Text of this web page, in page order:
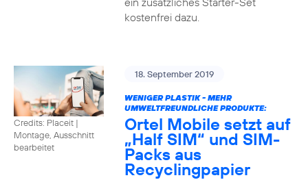
kostenfrei dazu.
Credits: Placeit |
Montage, Ausschnitt
bearbeitet
18. September 2019
WENIGER PLASTIK - MEHR
UMWELTFREUNDLICHE PRODUKTE:
Ortel Mobile setzt auf
„Half SIM“ und SIM-
Packs aus
Recyclingpapier